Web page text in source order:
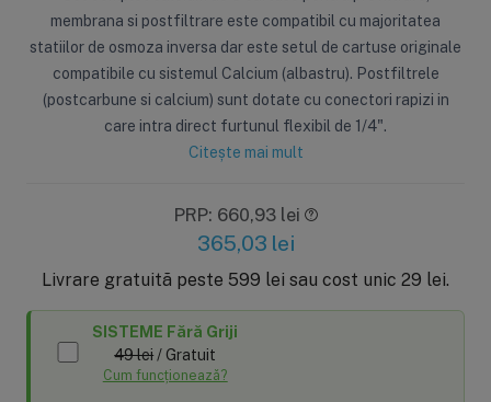
membrana si postfiltrare este compatibil cu majoritatea
statiilor de osmoza inversa dar este setul de cartuse originale
compatibile cu sistemul Calcium (albastru). Postfiltrele
(postcarbune si calcium) sunt dotate cu conectori rapizi in
care intra direct furtunul flexibil de 1/4".
Citește mai mult
PRP: 660,93 lei
365,03 lei
Livrare gratuită peste 599 lei sau cost unic 29 lei.
SISTEME Fără Griji
49 lei / Gratuit
Cum funcționează?